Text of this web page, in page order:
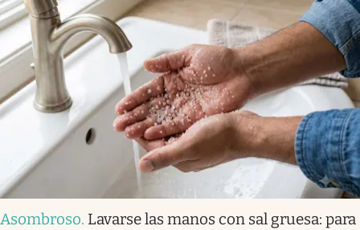
Asombroso. Lavarse las manos con sal gruesa: para